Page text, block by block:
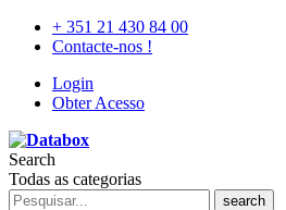
+ 351 21 430 84 00
Contacte-nos !
Login
Obter Acesso
Search
Todas as categorias
search